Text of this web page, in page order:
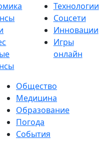
Технологии
Соцсети
Инновации
Игры
онлайн
Общество
Медицина
Образование
Погода
События